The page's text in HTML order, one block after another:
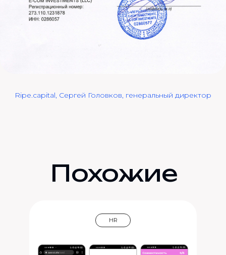
Ripe.capital, Сергей Головков, генеральный директор
Похожие
HR